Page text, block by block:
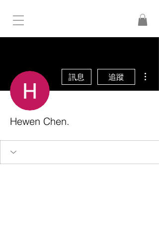
訊息 追蹤
Hewen Chen.